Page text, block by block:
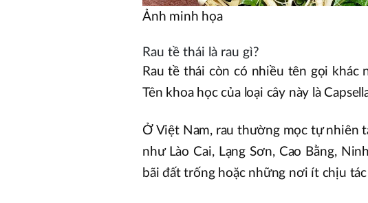
Ảnh minh họa
Rau tề thái là rau gì?
Rau tề thái còn có nhiều tên gọi khác
Tên khoa học của loại cây này là
Ở Việt Nam, rau thường mọc tự nhiên
như Lào Cai, Lạng Sơn, Cao Bằng,
bãi đất trống hoặc những nơi ít chịu